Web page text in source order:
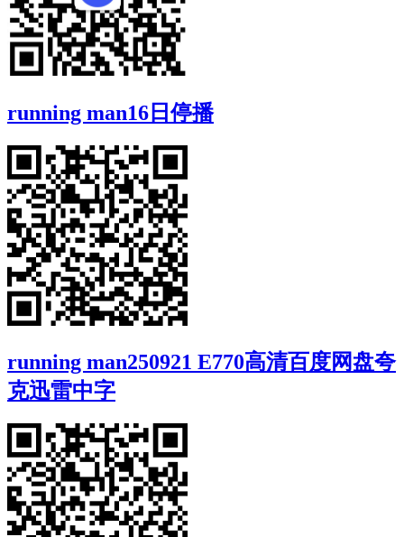
running man16日停播
running man250921 E770高清百度网盘夸
克迅雷中字